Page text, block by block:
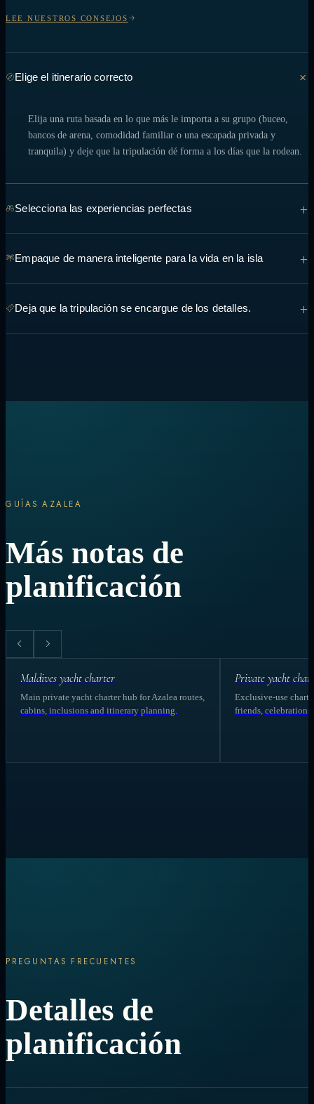
LEE NUESTROS CONSEJOS
Elige el itinerario correcto +
Elija una ruta basada en lo que más le importa a su grupo (buceo,
bancos de arena, comodidad familiar o una escapada privada y
tranquila) y deje que la tripulación dé forma a los días que la rodean.
Selecciona las experiencias perfectas +
atardecer, cuéntale al equipo lo que esperas ver y hazlo para que se
pueda incorporar a la ruta.
Empaque de manera inteligente para la vida en la isla +
y trajes de baño cubren la mayoría de los días; la tripulación puede
aconsejarle sobre cualquier cosa específica de su ruta.
Deja que la tripulación se encargue de los detalles. +
GUÍAS AZALEA
Más notas de
planificación
Maldives yacht charter
Main private yacht charter hub for Azalea routes,
cabins, inclusions and itinerary planning.
Private yacht
Exclusive-use
friends, celebrations
PREGUNTAS FRECUENTES
Detalles de
planificación